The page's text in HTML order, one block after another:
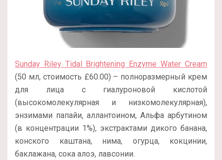
Sunday Riley Tidal Brightening Enzyme Water Cream
(50 мл, стоимость £60.00) – полноразмерный крем
для лица с гиалуроновой кислотой
(высокомолекулярная и низкомолекулярная),
энзимами папайи, аллантоином, Альфа арбутином
(в концентрации 1%), экстрактами дикого банана,
конского каштана, нима, огурца, кокцинии,
баклажана, сока алоэ, лавсонии.